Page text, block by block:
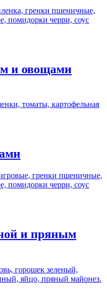
гренки пшеничные,
помидорки черри, соус
и овощами
томаты, картофельная
гренки пшеничные,
помидорки черри, соус
и пряным
горошек зеленый,
яйцо, пряный майонез.